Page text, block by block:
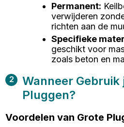
Permanent:
verwijderen
richten aan de
Specifieke
geschikt voor
zoals beton en
2
Wanneer Gebruik
Pluggen?
Voordelen van Grote